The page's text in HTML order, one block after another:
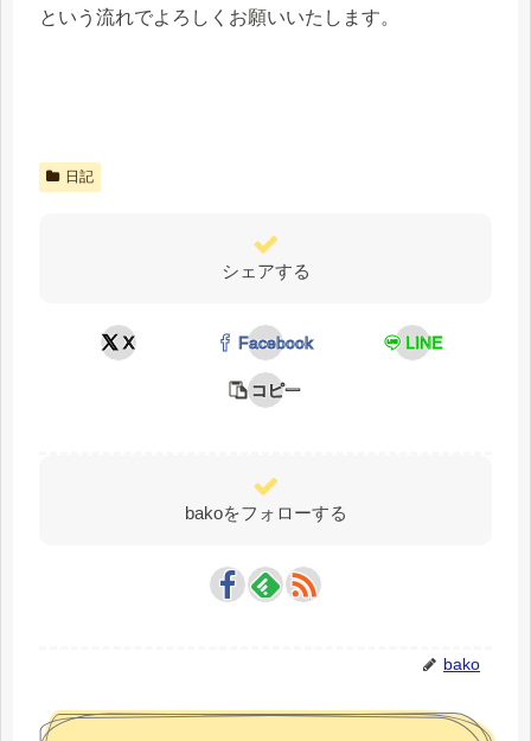
という流れでよろしくお願いいたします。
日記
シェアする
X Facebook LINE
コピー
bakoをフォローする
bako